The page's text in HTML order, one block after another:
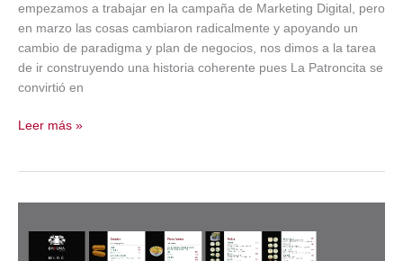
empezamos a trabajar en la campaña de Marketing Digital, pero
en marzo las cosas cambiaron radicalmente y apoyando un
cambio de paradigma y plan de negocios, nos dimos a la tarea
de ir construyendo una historia coherente pues La Patroncita se
convirtió en
La
Digital
Leer más »